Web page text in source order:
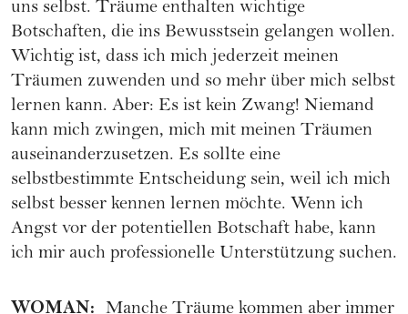
uns selbst. Träume enthalten wichtige
Botschaften, die ins Bewusstsein gelangen wollen.
Wichtig ist, dass ich mich jederzeit meinen
Träumen zuwenden und so mehr über mich selbst
lernen kann. Aber: Es ist kein Zwang! Niemand
kann mich zwingen, mich mit meinen Träumen
auseinanderzusetzen. Es sollte eine
selbstbestimmte Entscheidung sein, weil ich mich
selbst besser kennen lernen möchte. Wenn ich
Angst vor der potentiellen Botschaft habe, kann
ich mir auch professionelle Unterstützung suchen.
WOMAN:
Manche Träume kommen aber immer